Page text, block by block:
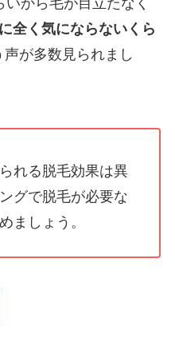
全く気にならないくら
声が多数見られまし
れる脱毛効果は異
グで脱毛が必要な
ましょう。